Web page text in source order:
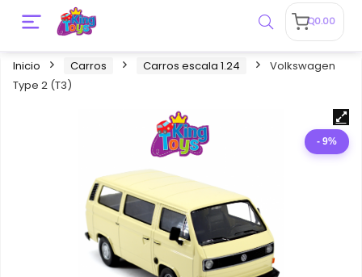
Q0.00
Inicio Carros Carros escala 1.24
Volkswagen
Type 2 (T3)
- 9%